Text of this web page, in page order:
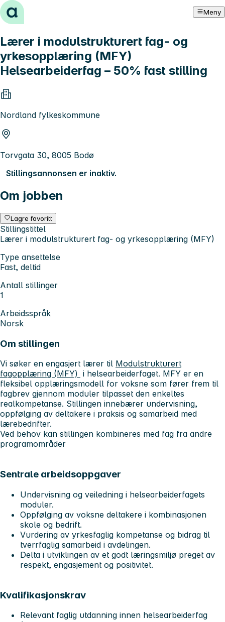
Hopp til innhold Meny
Lærer i modulstrukturert fag- og
yrkesopplæring (MFY)
Helsearbeiderfag – 50% fast stilling
Nordland fylkeskommune
Torvgata 30, 8005 Bodø
Stillingsannonsen er inaktiv.
Om jobben
Lagre favoritt
Stillingstittel
Lærer i modulstrukturert fag- og yrkesopplæring (MFY)
Type ansettelse
Fast, deltid
Antall stillinger
1
Arbeidsspråk
Norsk
Om stillingen
Vi søker en engasjert lærer til Modulstrukturert
fagopplæring (MFY) i helsearbeiderfaget. MFY er en
fleksibel opplæringsmodell for voksne som fører frem til
fagbrev gjennom moduler tilpasset den enkeltes
realkompetanse. Stillingen innebærer undervisning,
oppfølging av deltakere i praksis og samarbeid med
lærebedrifter.
Ved behov kan stillingen kombineres med fag fra andre
programområder
Sentrale arbeidsoppgaver
Undervisning og veiledning i helsearbeiderfagets
moduler.
Oppfølging av voksne deltakere i kombinasjonen
skole og bedrift.
Vurdering av yrkesfaglig kompetanse og bidrag til
tverrfaglig samarbeid i avdelingen.
Delta i utviklingen av et godt læringsmiljø preget av
respekt, engasjement og positivitet.
Kvalifikasjonskrav
Relevant faglig utdanning innen helsearbeiderfag